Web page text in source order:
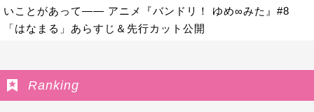
いことがあって―― アニメ『バンドリ！ ゆめ∞みた』#8
「はなまる」あらすじ＆先行カット公開
Ranking